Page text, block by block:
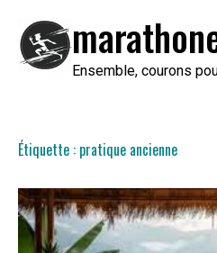
contenu
Ensemble, courons
Étiquette : pratique ancienne